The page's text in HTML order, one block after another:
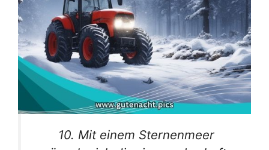
10. Mit einem Sternenmeer